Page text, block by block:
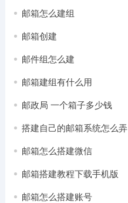
邮箱怎么建组
邮箱创建
邮件组怎么建
邮箱建组有什么用
邮政局 一个箱子多少钱
搭建自己的邮箱系统怎么弄
邮箱怎么搭建微信
邮箱搭建教程下载手机版
邮箱怎么搭建账号